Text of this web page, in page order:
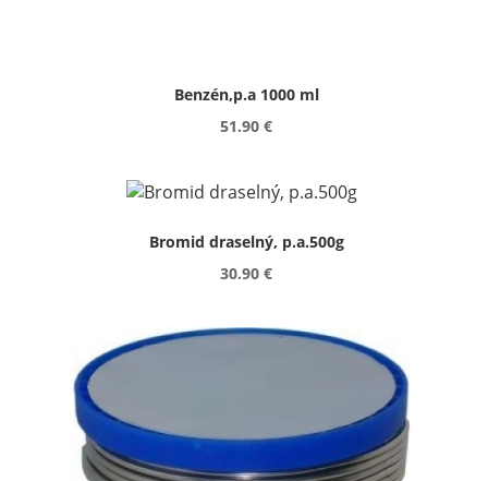
Benzén,p.a 1000 ml
51.90 €
Bromid draselný, p.a.500g
30.90 €